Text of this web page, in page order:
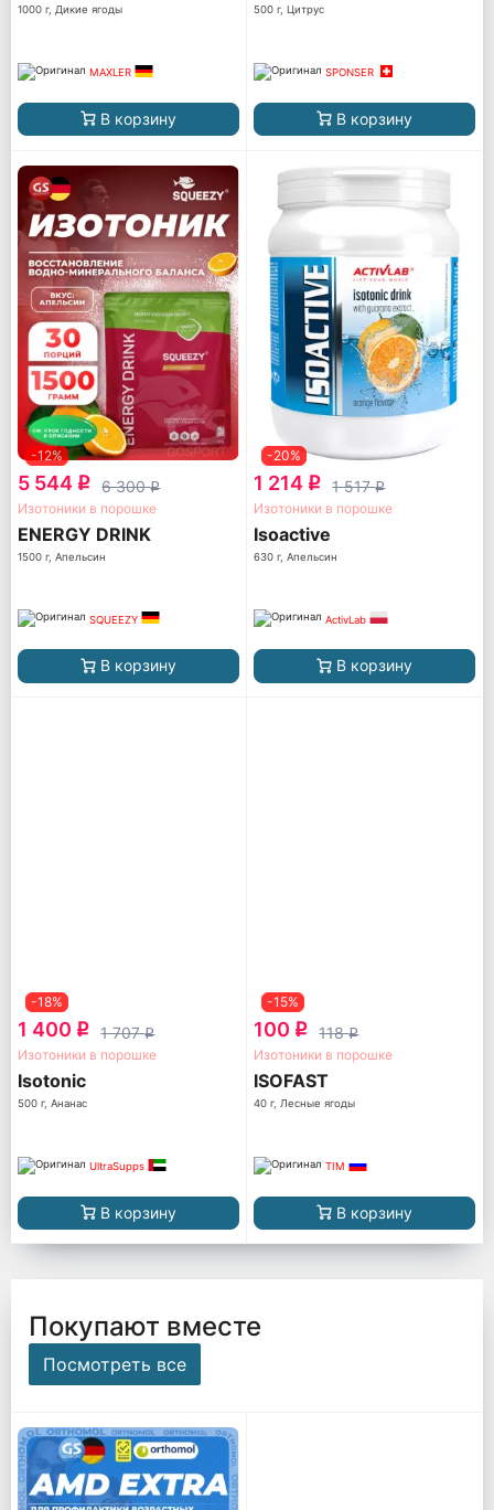
1000 г, Дикие ягоды
MAXLER
В корзину
500 г, Цитрус
SPONSER
В корзину
-12%
5 544 q 6 300q
Изотоники в порошке
ENERGY DRINK
1500 г, Апельсин
SQUEEZY
В корзину
-20%
1 214 q 1 517q
Изотоники в порошке
Isoactive
630 г, Апельсин
ActivLab
В корзину
-18%
1 400 q 1 707q
Изотоники в порошке
Isotonic
500 г, Ананас
UltraSupps
В корзину
-15%
100 q 118q
Изотоники в порошке
ISOFAST
40 г, Лесные ягоды
TIM
В корзину
Покупают вместе
Посмотреть все